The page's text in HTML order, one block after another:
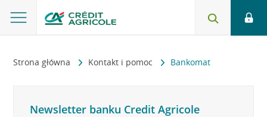
Strona główna Kontakt i pomoc Bankomat
Newsletter banku Credit Agricole